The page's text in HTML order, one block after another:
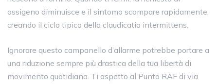
ossigeno diminuisce e il sintomo scompare rapidamente,
creando il ciclo tipico della claudicatio intermittens.
Ignorare questo campanello d’allarme potrebbe portare a
una riduzione sempre più drastica della tua libertà di
movimento quotidiana. Ti aspetto al Punto RAF di via